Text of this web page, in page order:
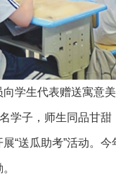
学生代表赠送寓意
学子，师生同品甘
“送瓜助考”活动。